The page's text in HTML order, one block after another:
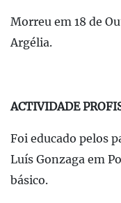
Morreu em 18 de
Argélia.
ACTIVIDADE
Foi educado pelos
Luís Gonzaga em
básico.